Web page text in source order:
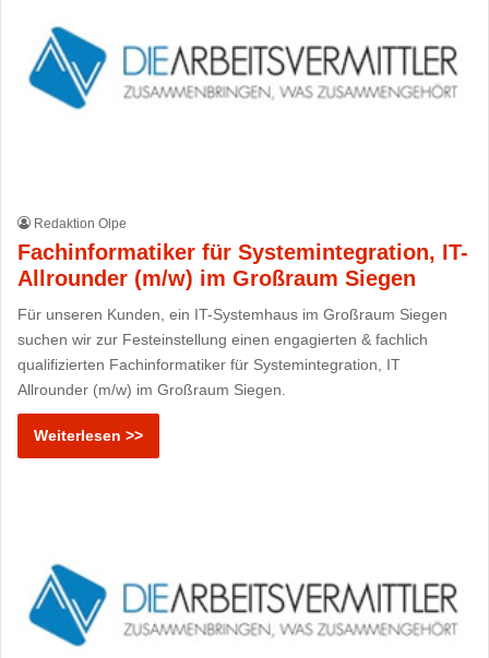
Redaktion Olpe
Fachinformatiker für Systemintegration, IT-
Allrounder (m/w) im Großraum Siegen
Für unseren Kunden, ein IT-Systemhaus im Großraum Siegen
suchen wir zur Festeinstellung einen engagierten & fachlich
qualifizierten Fachinformatiker für Systemintegration, IT
Allrounder (m/w) im Großraum Siegen.
Weiterlesen >>